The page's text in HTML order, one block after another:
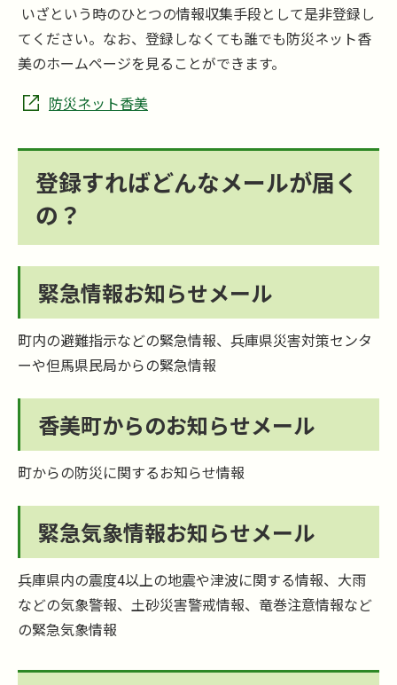
いざという時のひとつの情報収集手段として是非登録し
てください。なお、登録しなくても誰でも防災ネット香
美のホームページを見ることができます。
防災ネット香美
登録すればどんなメールが届く
の？
緊急情報お知らせメール
町内の避難指示などの緊急情報、兵庫県災害対策センタ
ーや但馬県民局からの緊急情報
香美町からのお知らせメール
町からの防災に関するお知らせ情報
緊急気象情報お知らせメール
兵庫県内の震度4以上の地震や津波に関する情報、大雨
などの気象警報、土砂災害警戒情報、竜巻注意情報など
の緊急気象情報